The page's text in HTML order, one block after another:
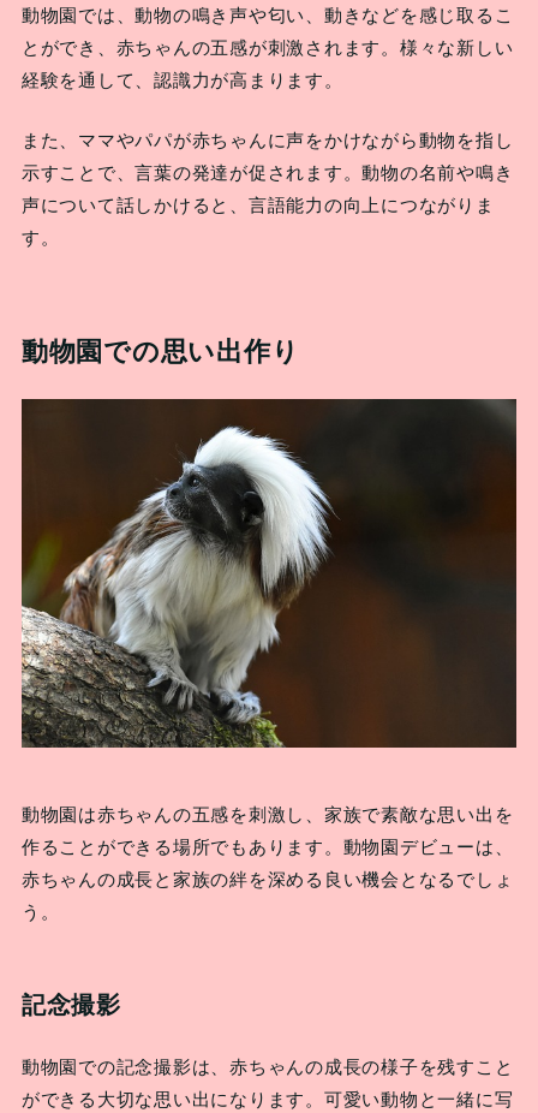
動物園では、動物の鳴き声や匂い、動きなどを感じ取るこ
とができ、赤ちゃんの五感が刺激されます。様々な新しい
経験を通して、認識力が高まります。
また、ママやパパが赤ちゃんに声をかけながら動物を指し
示すことで、言葉の発達が促されます。動物の名前や鳴き
声について話しかけると、言語能力の向上につながりま
す。
動物園での思い出作り
動物園は赤ちゃんの五感を刺激し、家族で素敵な思い出を
作ることができる場所でもあります。動物園デビューは、
赤ちゃんの成長と家族の絆を深める良い機会となるでしょ
う。
記念撮影
動物園での記念撮影は、赤ちゃんの成長の様子を残すこと
ができる大切な思い出になります。可愛い動物と一緒に写